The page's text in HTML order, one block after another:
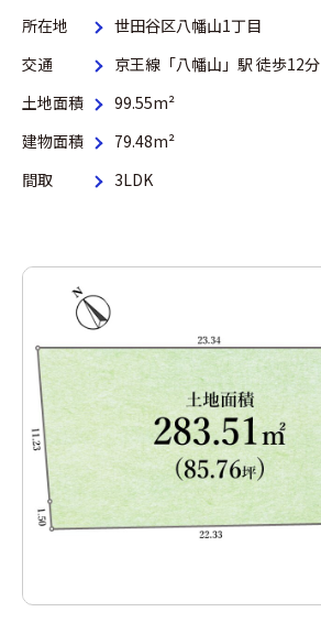
所在地
世田谷区八幡山1丁目
交通
京王線「八幡山」駅 徒歩12分
土地面積
99.55m²
建物面積
79.48m²
間取
3LDK